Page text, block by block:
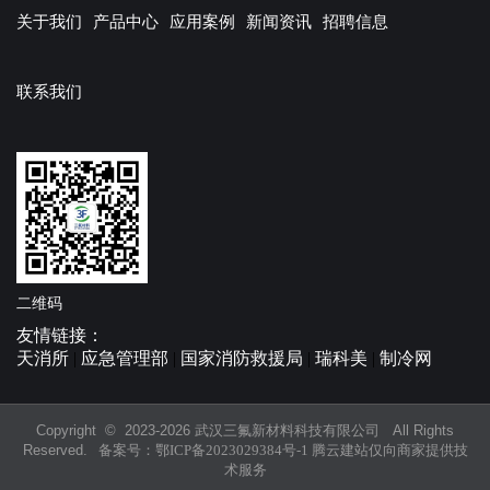
关于我们 产品中心 应用案例 新闻资讯 招聘信息
联系我们
二维码
友情链接：
天消所 | 应急管理部 | 国家消防救援局 | 瑞科美 | 制冷网
Copyright © 2023-2026 武汉三氟新材料科技有限公司 All Rights
Reserved.
备案号： 鄂ICP备2023029384号-1 腾云建站仅向商家提供技
术服务